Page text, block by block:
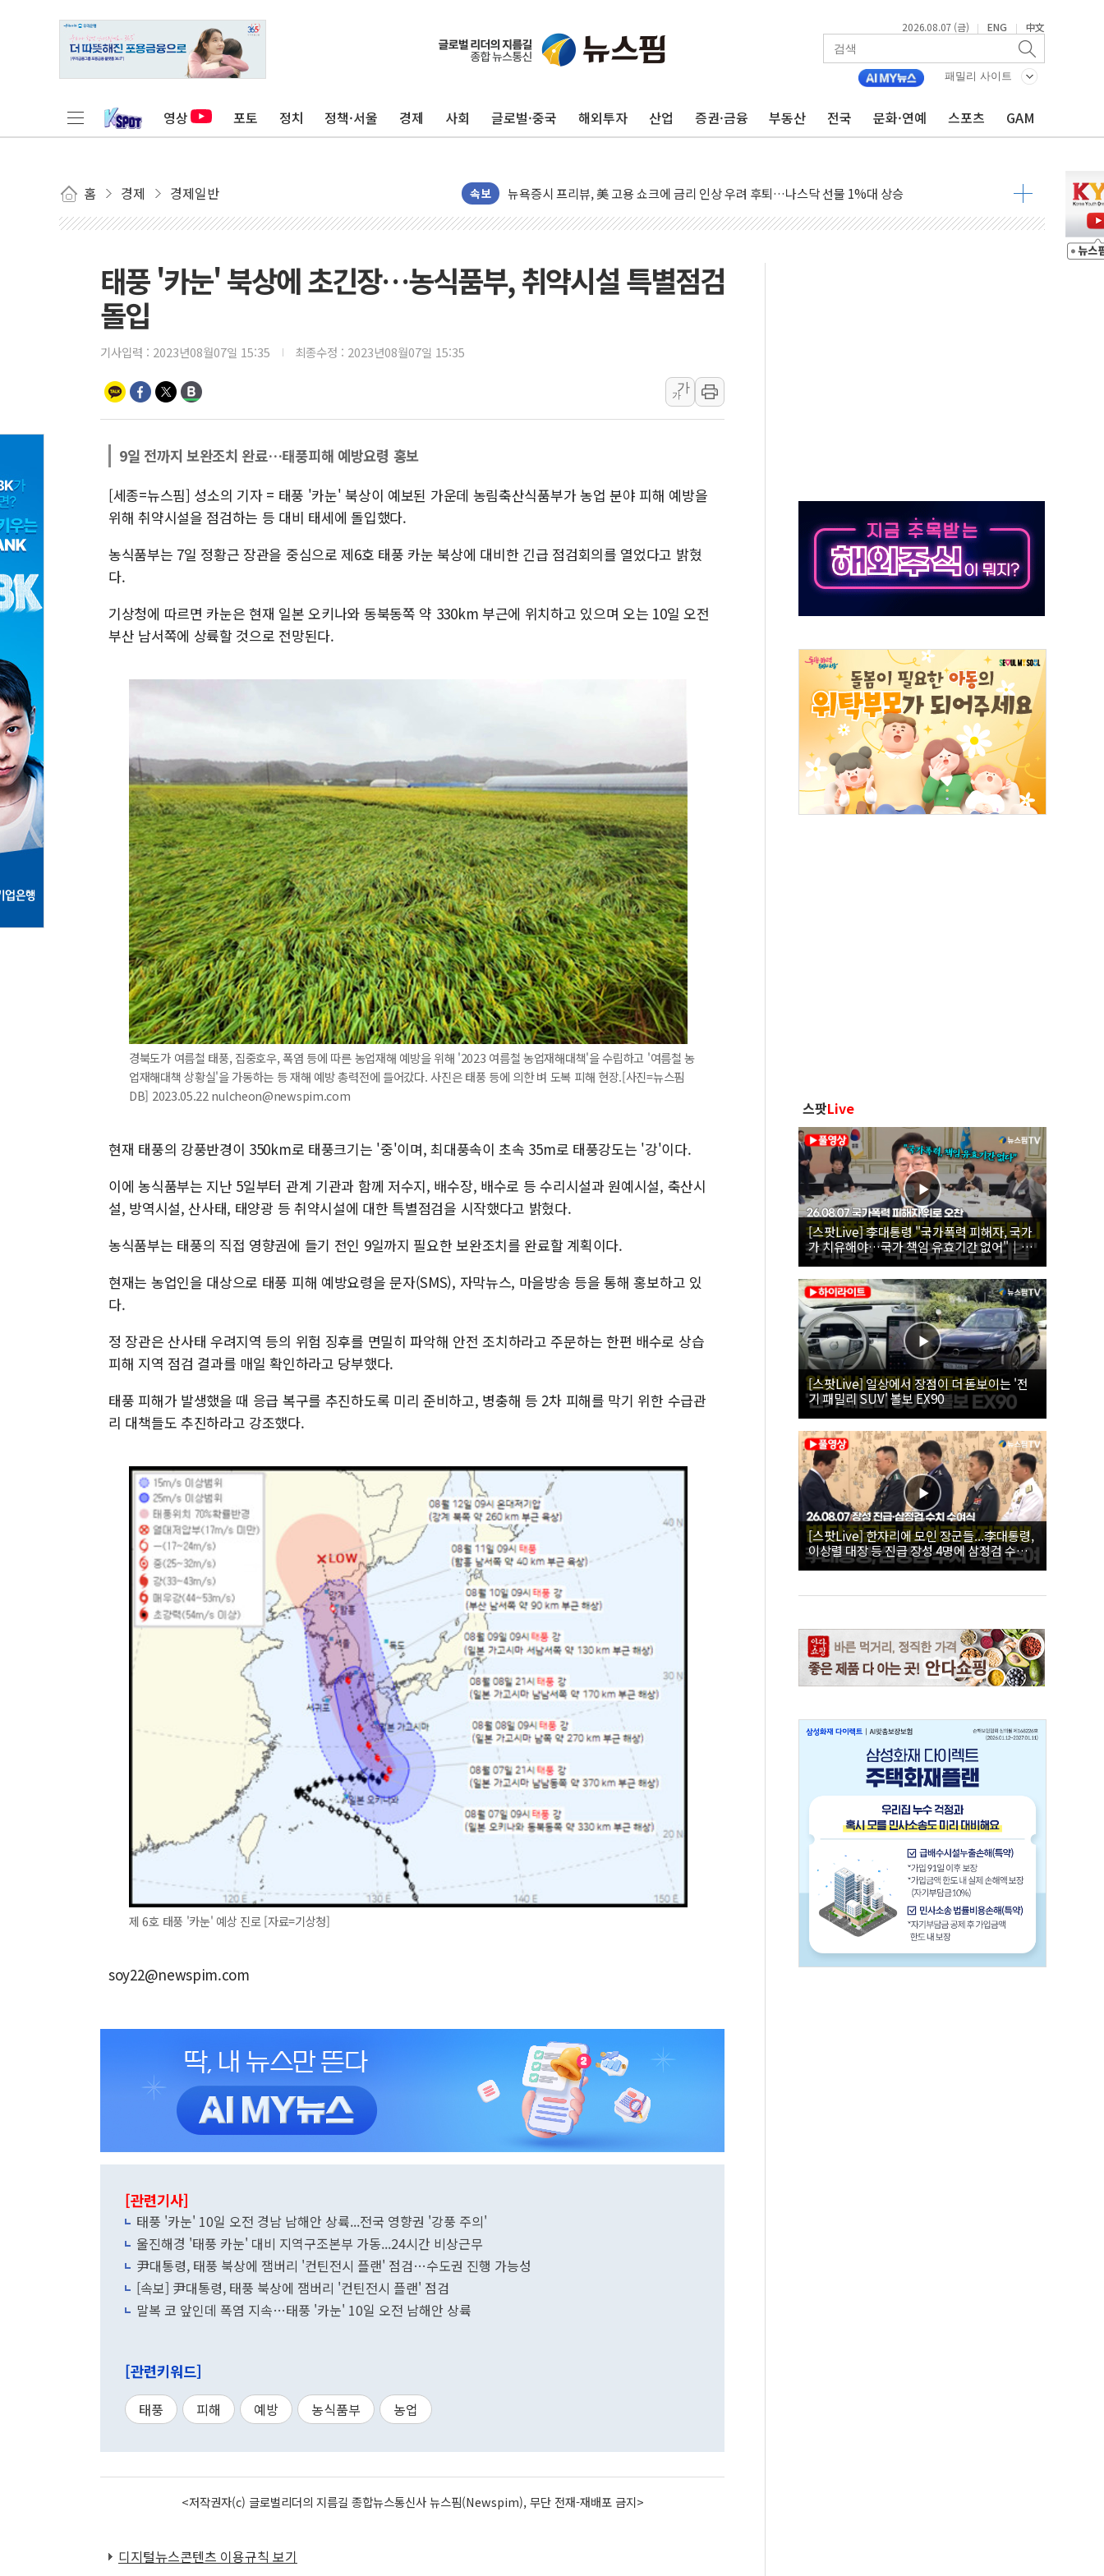
2026.08.07 (금) | ENG | 中文
패밀리 사이트
영상 포토 정치 정책·서울 경제 사회 글로벌·중국 해외투자 산업 증권·금융 부동산 전국 문화·연예 스포츠 GAM
홈 경제 경제일반 속보
美 고용 쇼크에 엔화 장중 급등…시장은 "또 개입했나" 촉각
[AI MY 뉴스] 뉴욕 반도체주 프리뷰...美 고용 쇼크에 반도체주 '활짝'
[종합] 美 7월 고용 2만3000명 감소 '쇼크'…9월 금리 인상 기대 후퇴
[사진] 이슬람 수니파 3개국, 공동방위협정 체결
보훈부, 미 DPAA와 MOU… "6·25 미군 실종자 7359명 끝까지 찾겠다"
트럼프 "금리 내려야"…파월 때와 달리 워시엔 톤 낮춰
트럼프, 中 겨냥 폴리실리콘 관세 15% 부과…美 태양광주 급등
[사진] 빈살만과 에르도안의 만남
[인도증시] 중동 불안 속 유가 상승에 소폭 하락...금융주 낙폭 커
폭염 누그러지고 가뭄 숙지나...경북동해안권 8~9일 최대 100mm 호우
사우디·튀르키예·파키스탄, '공동방위협정' 체결… 수니파 국가들의 새 안보 협력 구도
신길동 신축도 3.3㎡당 7250만원…써밋 클라비온 59㎡ 18억원대
태풍 '카눈' 북상에 초긴장…농식품부, 취약시설 특별점검
돌입
기사입력 : 2023년08월07일 15:35 최종수정 : 2023년08월07일 15:35
가
가
9일 전까지 보완조치 완료…태풍피해 예방요령 홍보
[세종=뉴스핌] 성소의 기자 = 태풍 '카눈' 북상이 예보된 가운데 농림축산식품부가 농업 분야 피해 예방을
위해 취약시설을 점검하는 등 대비 태세에 돌입했다.
농식품부는 7일 정황근 장관을 중심으로 제6호 태풍 카눈 북상에 대비한 긴급 점검회의를 열었다고 밝혔
다.
기상청에 따르면 카눈은 현재 일본 오키나와 동북동쪽 약 330km 부근에 위치하고 있으며 오는 10일 오전
부산 남서쪽에 상륙할 것으로 전망된다.
경북도가 여름철 태풍, 집중호우, 폭염 등에 따른 농업재해 예방을 위해 '2023 여름철 농업재해대책'을 수립하고 '여름철 농
업재해대책 상황실'을 가동하는 등 재해 예방 총력전에 들어갔다. 사진은 태풍 등에 의한 벼 도복 피해 현장.[사진=뉴스핌
DB] 2023.05.22 nulcheon@newspim.com
현재 태풍의 강풍반경이 350km로 태풍크기는 '중'이며, 최대풍속이 초속 35m로 태풍강도는 '강'이다.
이에 농식품부는 지난 5일부터 관계 기관과 함께 저수지, 배수장, 배수로 등 수리시설과 원예시설, 축산시
설, 방역시설, 산사태, 태양광 등 취약시설에 대한 특별점검을 시작했다고 밝혔다.
농식품부는 태풍의 직접 영향권에 들기 전인 9일까지 필요한 보완조치를 완료할 계획이다.
현재는 농업인을 대상으로 태풍 피해 예방요령을 문자(SMS), 자막뉴스, 마을방송 등을 통해 홍보하고 있
다.
정 장관은 산사태 우려지역 등의 위험 징후를 면밀히 파악해 안전 조치하라고 주문하는 한편 배수로 상습
피해 지역 점검 결과를 매일 확인하라고 당부했다.
태풍 피해가 발생했을 때 응급 복구를 추진하도록 미리 준비하고, 병충해 등 2차 피해를 막기 위한 수급관
리 대책들도 추진하라고 강조했다.
제 6호 태풍 '카눈' 예상 진로 [자료=기상청]
soy22@newspim.com
[관련기사]
태풍 '카눈' 10일 오전 경남 남해안 상륙...전국 영향권 '강풍 주의'
울진해경 '태풍 카눈' 대비 지역구조본부 가동...24시간 비상근무
尹대통령, 태풍 북상에 잼버리 '컨틴전시 플랜' 점검…수도권 진행 가능성
[속보] 尹대통령, 태풍 북상에 잼버리 '컨틴전시 플랜' 점검
말복 코 앞인데 폭염 지속…태풍 '카눈' 10일 오전 남해안 상륙
[관련키워드]
태풍 피해 예방 농식품부 농업
<저작권자(c) 글로벌리더의 지름길 종합뉴스통신사 뉴스핌(Newspim), 무단 전재-재배포 금지>
디지털뉴스콘텐츠 이용규칙 보기
스팟Live
[스팟Live] 李대통령 "국가폭력 피해자, 국가
가 치유해야…국가 책임 유효기간 없어"｜
26.08.07 국가폭력 피해자 위로 오찬
[스팟Live] 일상에서 장점이 더 돋보이는 '전
기 패밀리 SUV' 볼보 EX90
[스팟Live] 한자리에 모인 장군들...李대통령,
이상렬 대장 등 진급 장성 4명에 삼정검 수치
직접 수여｜26.08.07 장성 진급·삼정검 수치